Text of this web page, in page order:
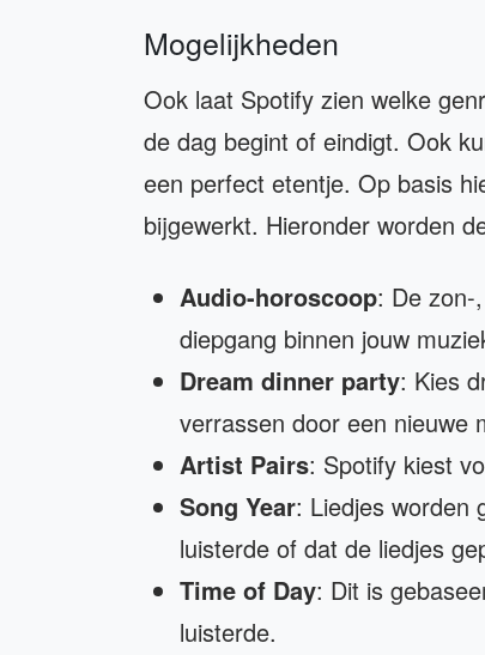
Mogelijkheden
Ook laat Spotify zien welke
de dag begint of eindigt. Ook
een perfect etentje. Op basis
bijgewerkt. Hieronder worden
Audio-horoscoop: De zon-
diepgang binnen jouw
Dream dinner party: Kies
verrassen door een nieuwe
Artist Pairs: Spotify kiest
Song Year: Liedjes worden
luisterde of dat de liedjes
Time of Day: Dit is
luisterde.